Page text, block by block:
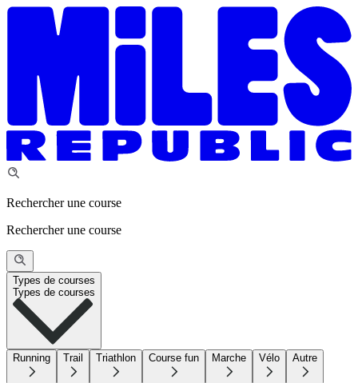
Rechercher une course
Rechercher une course
Types de courses
Types de courses
Running Trail Triathlon Course fun Marche Vélo Autre